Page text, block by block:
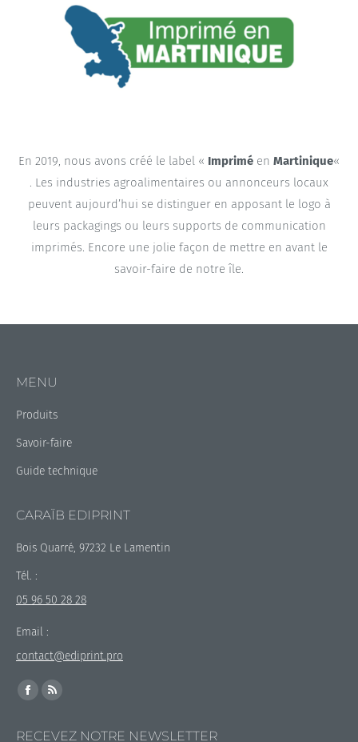
En 2019, nous avons créé le label « Imprimé en Martinique«
. Les industries agroalimentaires ou annonceurs locaux
peuvent aujourd’hui se distinguer en apposant le logo à
leurs packagings ou leurs supports de communication
imprimés. Encore une jolie façon de mettre en avant le
savoir-faire de notre île.
MENU
Produits
Savoir-faire
Guide technique
CARAÏB EDIPRINT
Bois Quarré, 97232 Le Lamentin
Tél. :
05 96 50 28 28
Email :
contact@ediprint.pro
Trouvez nous sur :
La
La
RECEVEZ NOTRE NEWSLETTER